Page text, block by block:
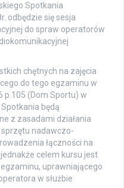
Spotkania
odbędzie się sesja
do spraw operatorów
chętnych na zajęcia
do tego egzaminu w
p.105 (Dom Sportu) w
będą
z zasadami działania
nadawczo-
łączności na
celem kursu jest
uprawniającego
w służbie